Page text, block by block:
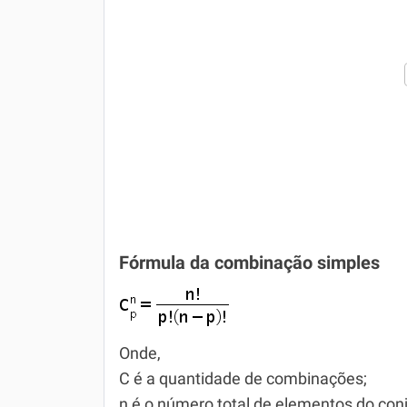
Fórmula da combinação simples
Onde,
C é a quantidade de combinações;